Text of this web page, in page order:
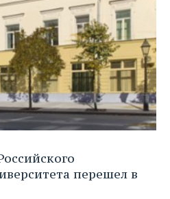
перешел в